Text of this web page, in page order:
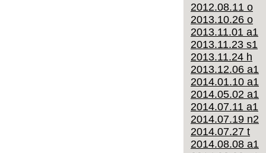
2012.08.11 o
2013.10.26 o
2013.11.01 a1
2013.11.23 s1
2013.11.24 h
2013.12.06 a1
2014.01.10 a1
2014.05.02 a1
2014.07.11 a1
2014.07.19 n2
2014.07.27 t
2014.08.08 a1